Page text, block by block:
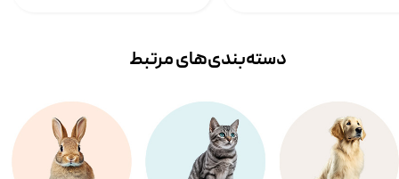
دسته‌بندی‌‌های مرتبط